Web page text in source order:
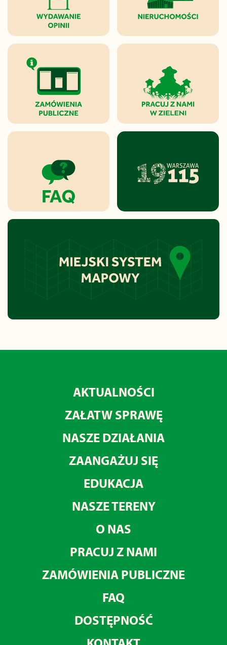
AKTUALNOŚCI
ZAŁATW SPRAWĘ
NASZE DZIAŁANIA
ZAANGAŻUJ SIĘ
EDUKACJA
NASZE TERENY
O NAS
PRACUJ Z NAMI
ZAMÓWIENIA PUBLICZNE
FAQ
DOSTĘPNOŚĆ